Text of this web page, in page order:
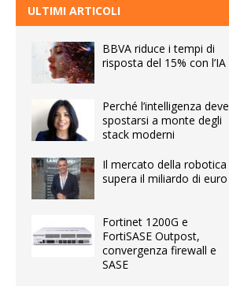
ULTIMI ARTICOLI
BBVA riduce i tempi di
risposta del 15% con l’IA
Perché l’intelligenza deve
spostarsi a monte degli
stack moderni
Il mercato della robotica
supera il miliardo di euro
Fortinet 1200G e
FortiSASE Outpost,
convergenza firewall e
SASE